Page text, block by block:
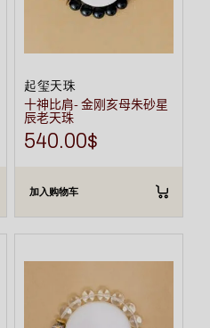
起玺天珠
十神比肩- 金刚亥母朱砂星
辰老天珠
540.00$
加入购物车